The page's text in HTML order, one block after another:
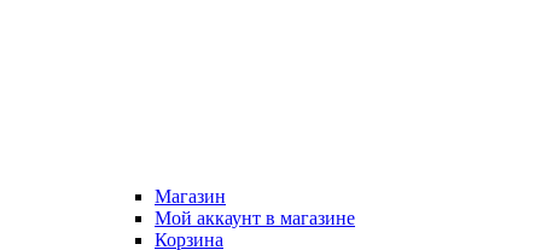
Магазин
Мой аккаунт в магазине
Корзина